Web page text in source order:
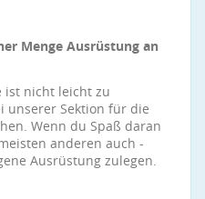
Menge Ausrüstung an
ist nicht leicht zu
unserer Sektion für die
Wenn du Spaß daran
anderen auch -
Ausrüstung zulegen.